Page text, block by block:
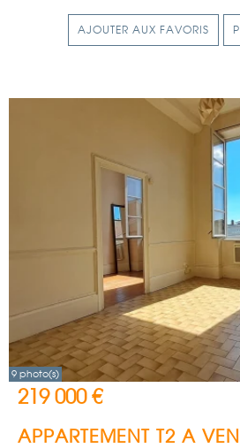
AJOUTER AUX FAVORIS
9 photo(s)
219 000 €
APPARTEMENT T2 A